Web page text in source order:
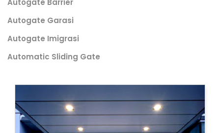
Autogate Barrier
Autogate Garasi
Autogate Imigrasi
Automatic Sliding Gate